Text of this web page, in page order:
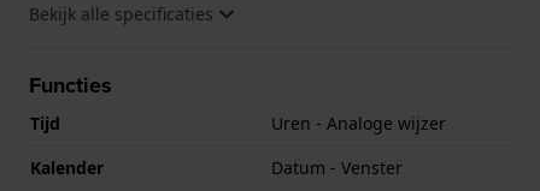
Bekijk alle specificaties
Functies
Tijd
Uren - Analoge wijzer
Kalender
Datum - Venster